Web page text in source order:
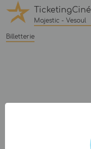
TicketingCiné
Majestic - Vesoul
Billetterie